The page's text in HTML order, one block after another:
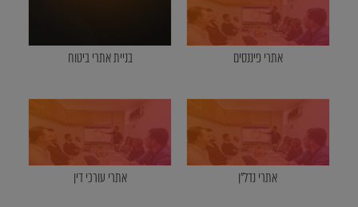
אתרי פיננסים בניית אתרי ביטוח
אתרי נדל"ן אתרי עורכי דין